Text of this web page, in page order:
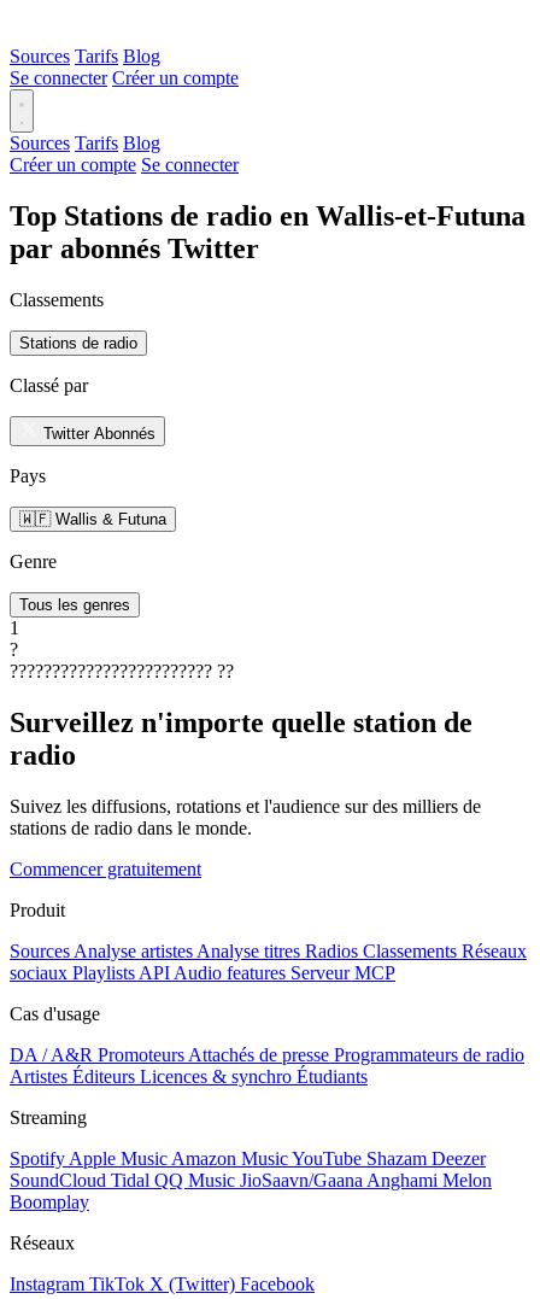
Sources Tarifs Blog
Se connecter Créer un compte
Sources Tarifs Blog
Créer un compte Se connecter
Top Stations de radio en Wallis-et-Futuna
par abonnés Twitter
Classements
Stations de radio
Classé par
Twitter Abonnés
Pays
🇼🇫 Wallis & Futuna
Genre
Tous les genres
1
?
???????????????????????? ??
Surveillez n'importe quelle station de
radio
Suivez les diffusions, rotations et l'audience sur des milliers de
stations de radio dans le monde.
Commencer gratuitement
Produit
Sources Analyse artistes Analyse titres Radios Classements Réseaux
sociaux Playlists API Audio features Serveur MCP
Cas d'usage
DA / A&R Promoteurs Attachés de presse Programmateurs de radio
Artistes Éditeurs Licences & synchro Étudiants
Streaming
Spotify Apple Music Amazon MusicYouTube Shazam Deezer
SoundCloud Tidal QQ Music JioSaavn/Gaana Anghami Melon
Boomplay
Réseaux
Instagram TikTok X (Twitter) Facebook